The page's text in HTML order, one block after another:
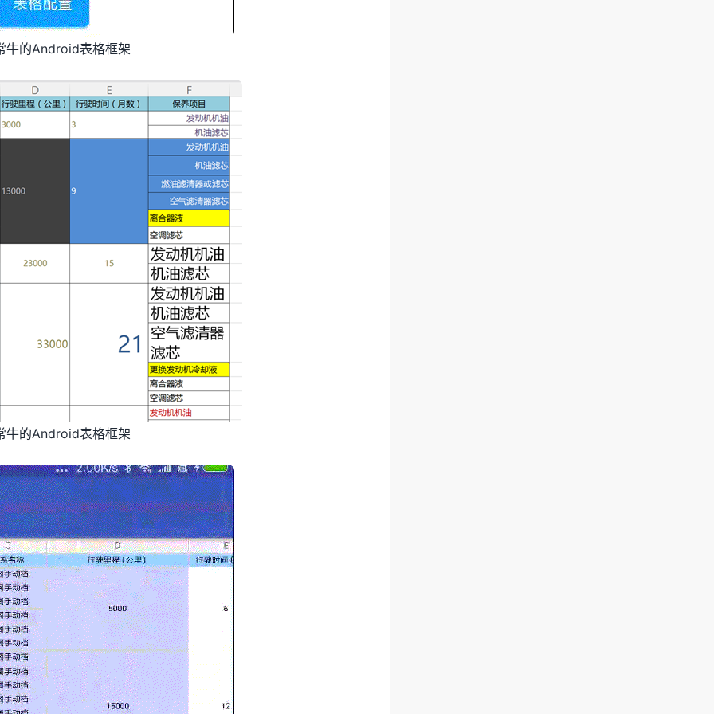
牛的Android表格框架
牛的Android表格框架